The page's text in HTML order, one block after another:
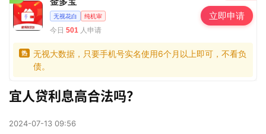
无视花白 纯机审
今日 501 人申请
立即申请
热
无视大数据，只要手机号实名使用6个月以上即可，不看负
债。
宜人贷利息高合法吗？
2024-07-13 09:56